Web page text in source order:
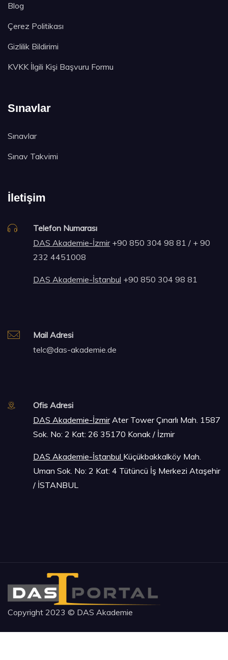
Blog
Çerez Politikası
Gizlilik Bildirimi
KVKK İlgili Kişi Başvuru Formu
Sınavlar
Sınavlar
Sınav Takvimi
İletişim
Telefon Numarası
DAS Akademie-İzmir+90 850 304 98 81 / + 90
232 4451008
DAS Akademie-İstanbul +90 850 304 98 81
Mail Adresi
telc@das-akademie.de
Ofis Adresi
DAS Akademie-İzmirAter Tower Çınarlı Mah. 1587
Sok. No: 2 Kat: 26 35170 Konak / İzmir
DAS Akademie-İstanbul Küçükbakkalköy Mah.
Uman Sok. No: 2 Kat: 4 Tütüncü İş Merkezi Ataşehir
/ İSTANBUL
Copyright 2023 © DAS Akademie